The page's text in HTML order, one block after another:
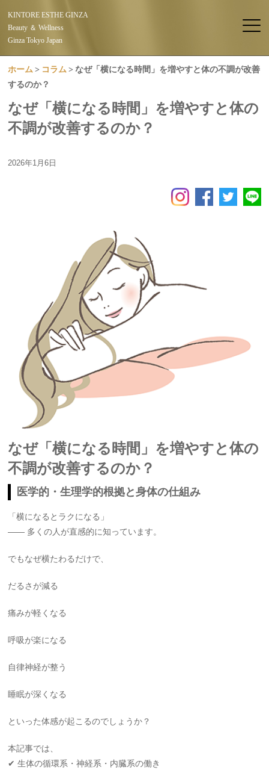
KINTORE ESTHE GINZA
Beauty ＆ Wellness
Ginza Tokyo Japan
ホーム コラム
なぜ「横になる時間」を増やすと体の不調が改善
するのか？
なぜ「横になる時間」を増やすと体の
不調が改善するのか？
2026年1月6日
なぜ「横になる時間」を増やすと体の
不調が改善するのか？
医学的・生理学的根拠と身体の仕組み
「横になるとラクになる」
—— 多くの人が直感的に知っています。
でもなぜ横たわるだけで、
だるさが減る
痛みが軽くなる
呼吸が楽になる
自律神経が整う
睡眠が深くなる
といった体感が起こるのでしょうか？
本記事では、
✔ 生体の循環系・神経系・内臓系の働き